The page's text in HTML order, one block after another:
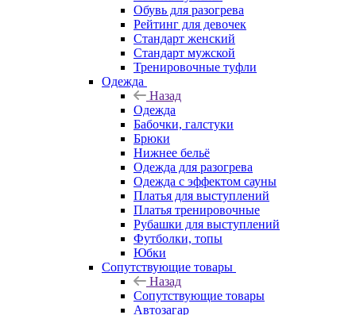
Обувь для разогрева
Рейтинг для девочек
Стандарт женский
Стандарт мужской
Тренировочные туфли
Одежда
Назад
Одежда
Бабочки, галстуки
Брюки
Нижнее бельё
Одежда для разогрева
Одежда с эффектом сауны
Платья для выступлений
Платья тренировочные
Рубашки для выступлений
Футболки, топы
Юбки
Сопутствующие товары
Назад
Сопутствующие товары
Автозагар